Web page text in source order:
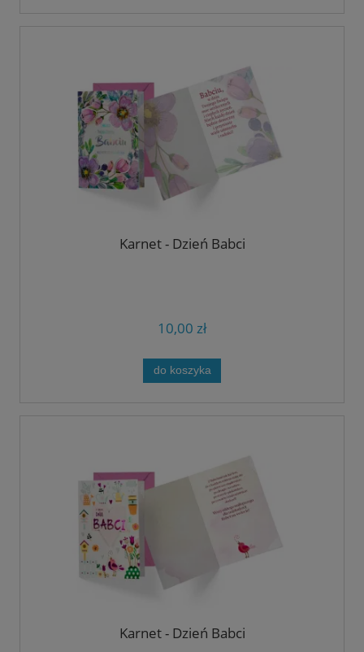
Karnet - Dzień Babci
10,00 zł
do koszyka
Karnet - Dzień Babci